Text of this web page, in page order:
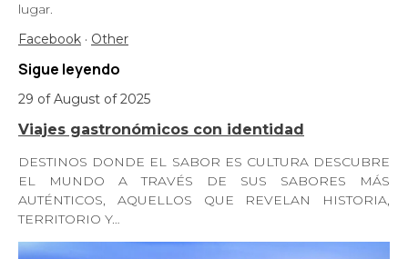
lugar.
Facebook · Other
Sigue leyendo
29 of August of 2025
Viajes gastronómicos con identidad
DESTINOS DONDE EL SABOR ES CULTURA DESCUBRE
EL MUNDO A TRAVÉS DE SUS SABORES MÁS
AUTÉNTICOS, AQUELLOS QUE REVELAN HISTORIA,
TERRITORIO Y…